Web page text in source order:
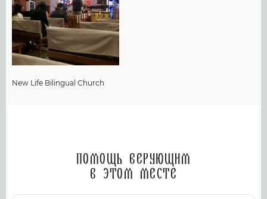
New Life Bilingual Church
Помощь верующим
в этом месте